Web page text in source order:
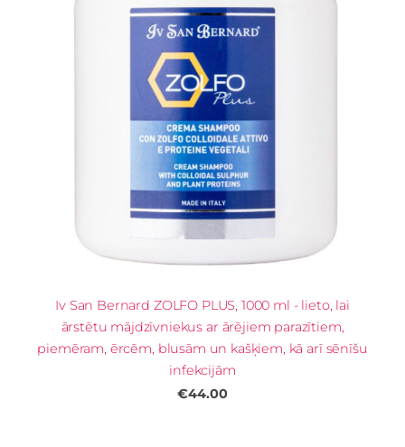
Iv San Bernard ZOLFO PLUS, 1000 ml - lieto, lai
ārstētu mājdzīvniekus ar ārējiem parazītiem,
piemēram, ērcēm, blusām un kašķiem, kā arī sēnīšu
infekcijām
€44.00